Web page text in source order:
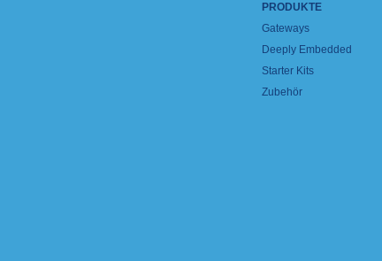
PRODUKTE
Gateways
Deeply Embedded
Starter Kits
Zubehör